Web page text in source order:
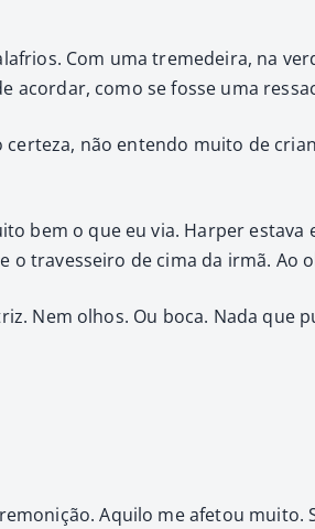
Com uma tremedeira, na
acor­dar, como se fos­se uma
não enten­do muito de
bem o que eu via. Harp­er esta­va
trav­es­seiro de cima da irmã. Ao
Nem olhos. Ou boca. Nada que
Aqui­lo me afe­tou